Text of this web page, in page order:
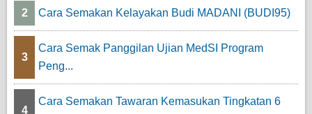
2 Cara Semakan Kelayakan Budi MADANI (BUDI95)
3
Cara Semak Panggilan Ujian MedSI Program
Peng...
4
Cara Semakan Tawaran Kemasukan Tingkatan 6